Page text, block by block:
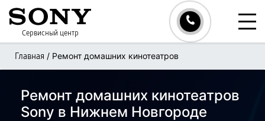
Сервисный центр
Главная / Ремонт домашних кинотеатров
Ремонт домашних кинотеатров
Sony в Нижнем Новгороде